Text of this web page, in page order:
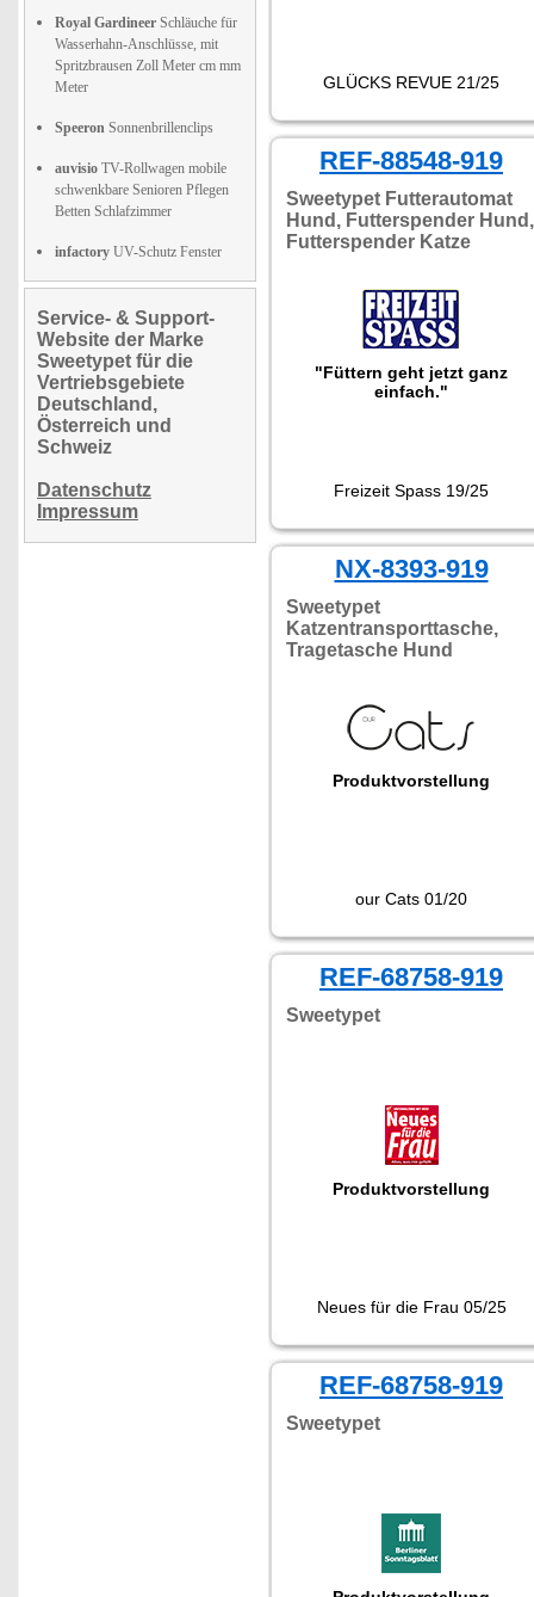
Royal Gardineer Schläuche für
Wasserhahn-Anschlüsse, mit
Spritzbrausen Zoll Meter cm mm
Meter
Speeron Sonnenbrillenclips
auvisio TV-Rollwagen mobile
schwenkbare Senioren Pflegen
Betten Schlafzimmer
infactory UV-Schutz Fenster
Service- & Support-
Website der Marke
Sweetypet für die
Vertriebsgebiete
Deutschland,
Österreich und
Schweiz
Datenschutz
Impressum
GLÜCKS REVUE 21/25
REF-88548-919
Sweetypet Futterautomat
Hund, Futterspender Hund,
Futterspender Katze
"Füttern geht jetzt ganz
einfach."
Freizeit Spass 19/25
NX-8393-919
Sweetypet
Katzentransporttasche,
Tragetasche Hund
Produktvorstellung
our Cats 01/20
REF-68758-919
Sweetypet
Produktvorstellung
Neues für die Frau 05/25
REF-68758-919
Sweetypet